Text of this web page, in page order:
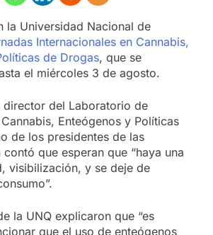
la Universidad Nacional de
Internacionales en Cannabis,
de Drogas, que se
el miércoles 3 de agosto.
director del Laboratorio de
Enteógenos y Políticas
de los presidentes de las
que esperan que “haya una
visibilización, y se deje de
la UNQ explicaron que “es
que el uso de enteógenos